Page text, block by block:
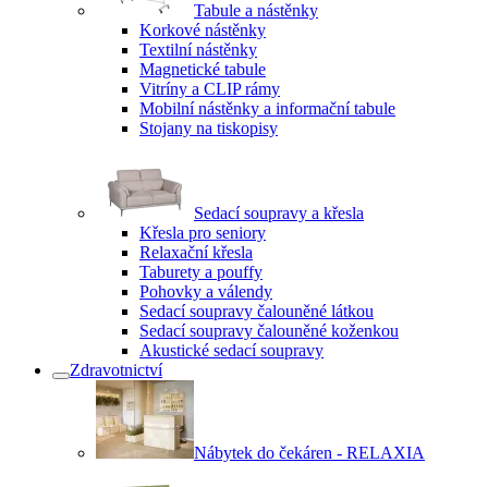
Tabule a nástěnky
Korkové nástěnky
Textilní nástěnky
Magnetické tabule
Vitríny a CLIP rámy
Mobilní nástěnky a informační tabule
Stojany na tiskopisy
Sedací soupravy a křesla
Křesla pro seniory
Relaxační křesla
Taburety a pouffy
Pohovky a válendy
Sedací soupravy čalouněné látkou
Sedací soupravy čalouněné koženkou
Akustické sedací soupravy
Zdravotnictví
Nábytek do čekáren - RELAXIA